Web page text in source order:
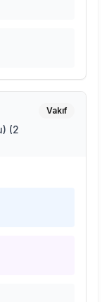
(2
Vakıf